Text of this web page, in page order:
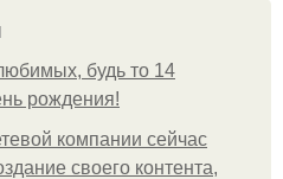
будь то 14
рождения!
компании сейчас
своего контента,